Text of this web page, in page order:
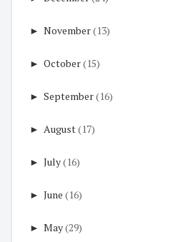
► November(13)
► October(15)
► September(16)
► August(17)
► July(16)
► June (16)
► May(29)